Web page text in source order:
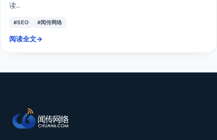
读...
#SEO #闻传网络
阅读全文→